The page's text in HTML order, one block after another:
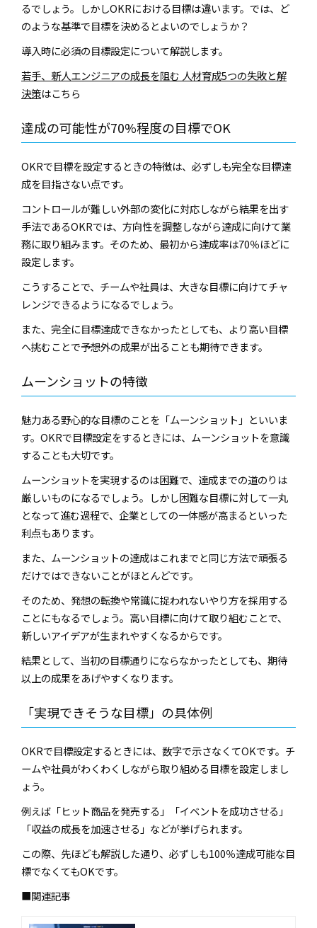
るでしょう。しかしOKRにおける目標は違います。では、ど
のような基準で目標を決めるとよいのでしょうか？
導入時に必須の目標設定について解説します。
若手、新人エンジニアの成長を阻む 人材育成5つの失敗と解
決策はこちら
達成の可能性が70%程度の目標でOK
OKRで目標を設定するときの特徴は、必ずしも完全な目標達
成を目指さない点です。
コントロールが難しい外部の変化に対応しながら結果を出す
手法であるOKRでは、方向性を調整しながら達成に向けて業
務に取り組みます。そのため、最初から達成率は70％ほどに
設定します。
こうすることで、チームや社員は、大きな目標に向けてチャ
レンジできるようになるでしょう。
また、完全に目標達成できなかったとしても、より高い目標
へ挑むことで予想外の成果が出ることも期待できます。
ムーンショットの特徴
魅力ある野心的な目標のことを「ムーンショット」といいま
す。OKRで目標設定をするときには、ムーンショットを意識
することも大切です。
ムーンショットを実現するのは困難で、達成までの道のりは
厳しいものになるでしょう。しかし困難な目標に対して一丸
となって進む過程で、企業としての一体感が高まるといった
利点もあります。
また、ムーンショットの達成はこれまでと同じ方法で頑張る
だけではできないことがほとんどです。
そのため、発想の転換や常識に捉われないやり方を採用する
ことにもなるでしょう。高い目標に向けて取り組むことで、
新しいアイデアが生まれやすくなるからです。
結果として、当初の目標通りにならなかったとしても、期待
以上の成果をあげやすくなります。
「実現できそうな目標」の具体例
OKRで目標設定するときには、数字で示さなくてOKです。チ
ームや社員がわくわくしながら取り組める目標を設定しまし
ょう。
例えば「ヒット商品を発売する」「イベントを成功させる」
「収益の成長を加速させる」などが挙げられます。
この際、先ほども解説した通り、必ずしも100％達成可能な目
標でなくてもOKです。
■関連記事